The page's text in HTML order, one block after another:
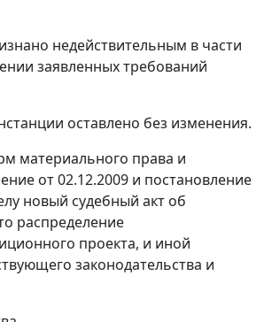
недействительным в части
заявленных требований
оставлено без изменения.
материального права и
от 02.12.2009 и постановление
новый судебный акт об
распределение
проекта, и иной
законодательства и